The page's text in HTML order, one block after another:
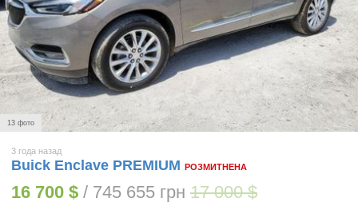
13 фото
3 года назад
Buick Enclave PREMIUM РОЗМИТНЕНА
16 700 $ / 745 655 грн 17 000 $